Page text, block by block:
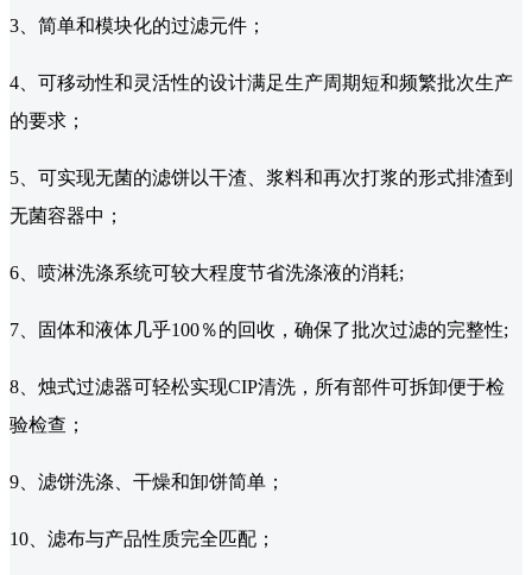
3、简单和模块化的过滤元件；
4、可移动性和灵活性的设计满足生产周期短和频繁批次生产
的要求；
5、可实现无菌的滤饼以干渣、浆料和再次打浆的形式排渣到
无菌容器中；
6、喷淋洗涤系统可较大程度节省洗涤液的消耗;
7、固体和液体几乎100％的回收，确保了批次过滤的完整性;
8、烛式过滤器可轻松实现CIP清洗，所有部件可拆卸便于检
验检查；
9、滤饼洗涤、干燥和卸饼简单；
10、滤布与产品性质完全匹配；